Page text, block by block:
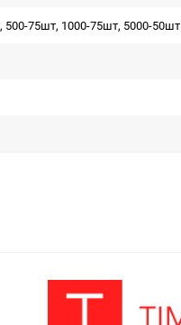
75шт, 1000-75шт, 5000-50шт